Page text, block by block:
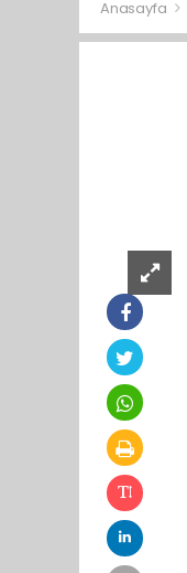
Anasayfa